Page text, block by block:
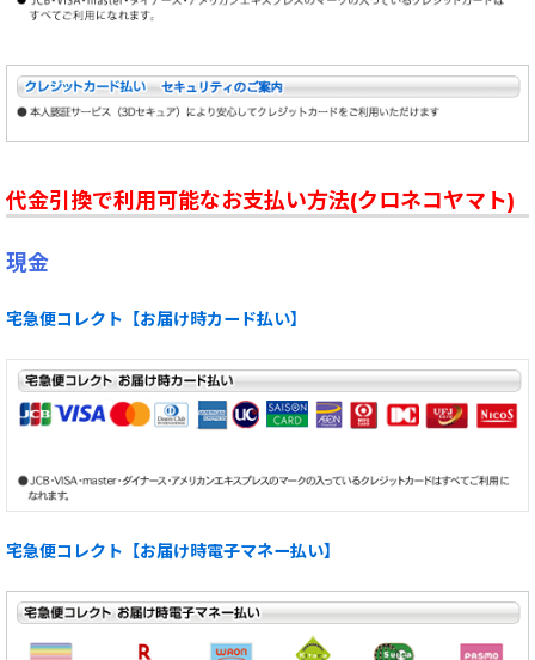
代金引換で利用可能なお支払い方法(クロネコヤマト)
現金
宅急便コレクト【お届け時カード払い】
宅急便コレクト【お届け時電子マネー払い】